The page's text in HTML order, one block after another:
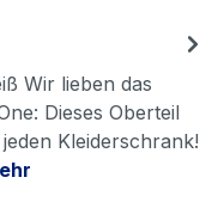
Wir lieben das
Dieses Oberteil
Kleiderschrank!